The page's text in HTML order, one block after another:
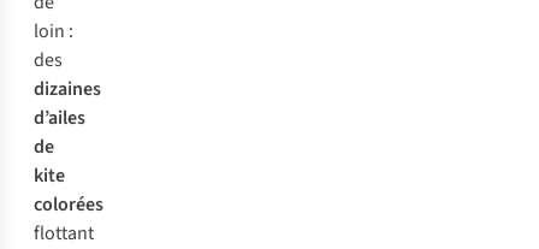
loin :
des
dizaines
d’ailes
de
kite
colorées
flottant